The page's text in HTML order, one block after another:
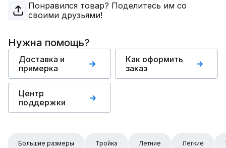
Понравился товар? Поделитесь им со
своими друзьями!
Нужна помощь?
Доставка и
примерка
Как оформить
заказ
Центр
поддержки
Большие размеры Тройка Летние Легкие